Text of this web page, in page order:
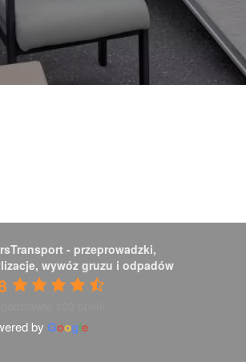
- przeprowadzki,
wywóz gruzu i odpadów
by Google